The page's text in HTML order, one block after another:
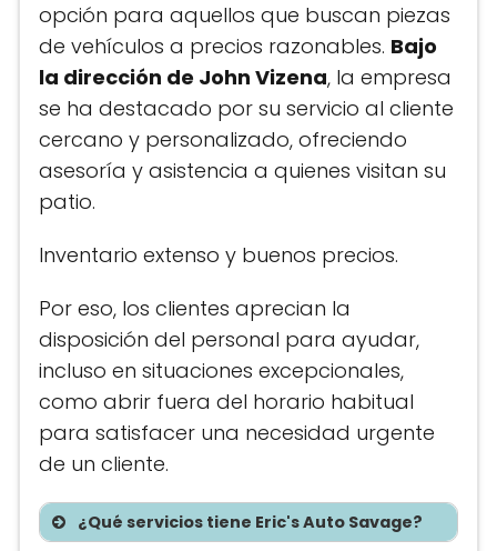
opción para aquellos que buscan piezas
de vehículos a precios razonables. Bajo
la dirección de John Vizena, la empresa
se ha destacado por su servicio al cliente
cercano y personalizado, ofreciendo
asesoría y asistencia a quienes visitan su
patio.
Inventario extenso y buenos precios.
Por eso, los clientes aprecian la
disposición del personal para ayudar,
incluso en situaciones excepcionales,
como abrir fuera del horario habitual
para satisfacer una necesidad urgente
de un cliente.
¿Qué servicios tiene Eric's Auto Savage?